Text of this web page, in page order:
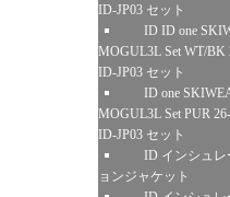
ID-JP03 セット
ID ID one
MOGUL3L Set WT/BK
ID-JP03 セット
ID one
MOGUL3L Set PUR
ID-JP03 セット
ID インシュレ
ョンジャケット